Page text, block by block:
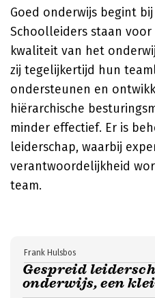
Goed onderwijs begint
Schoolleiders staan
kwaliteit van het
zij tegelijkertijd hun
ondersteunen en
hiërarchische
minder effectief. Er is
leiderschap, waarbij
verantwoordelijkheid
team.
Gespreid
onderwijs, een
Frank Hulsbos